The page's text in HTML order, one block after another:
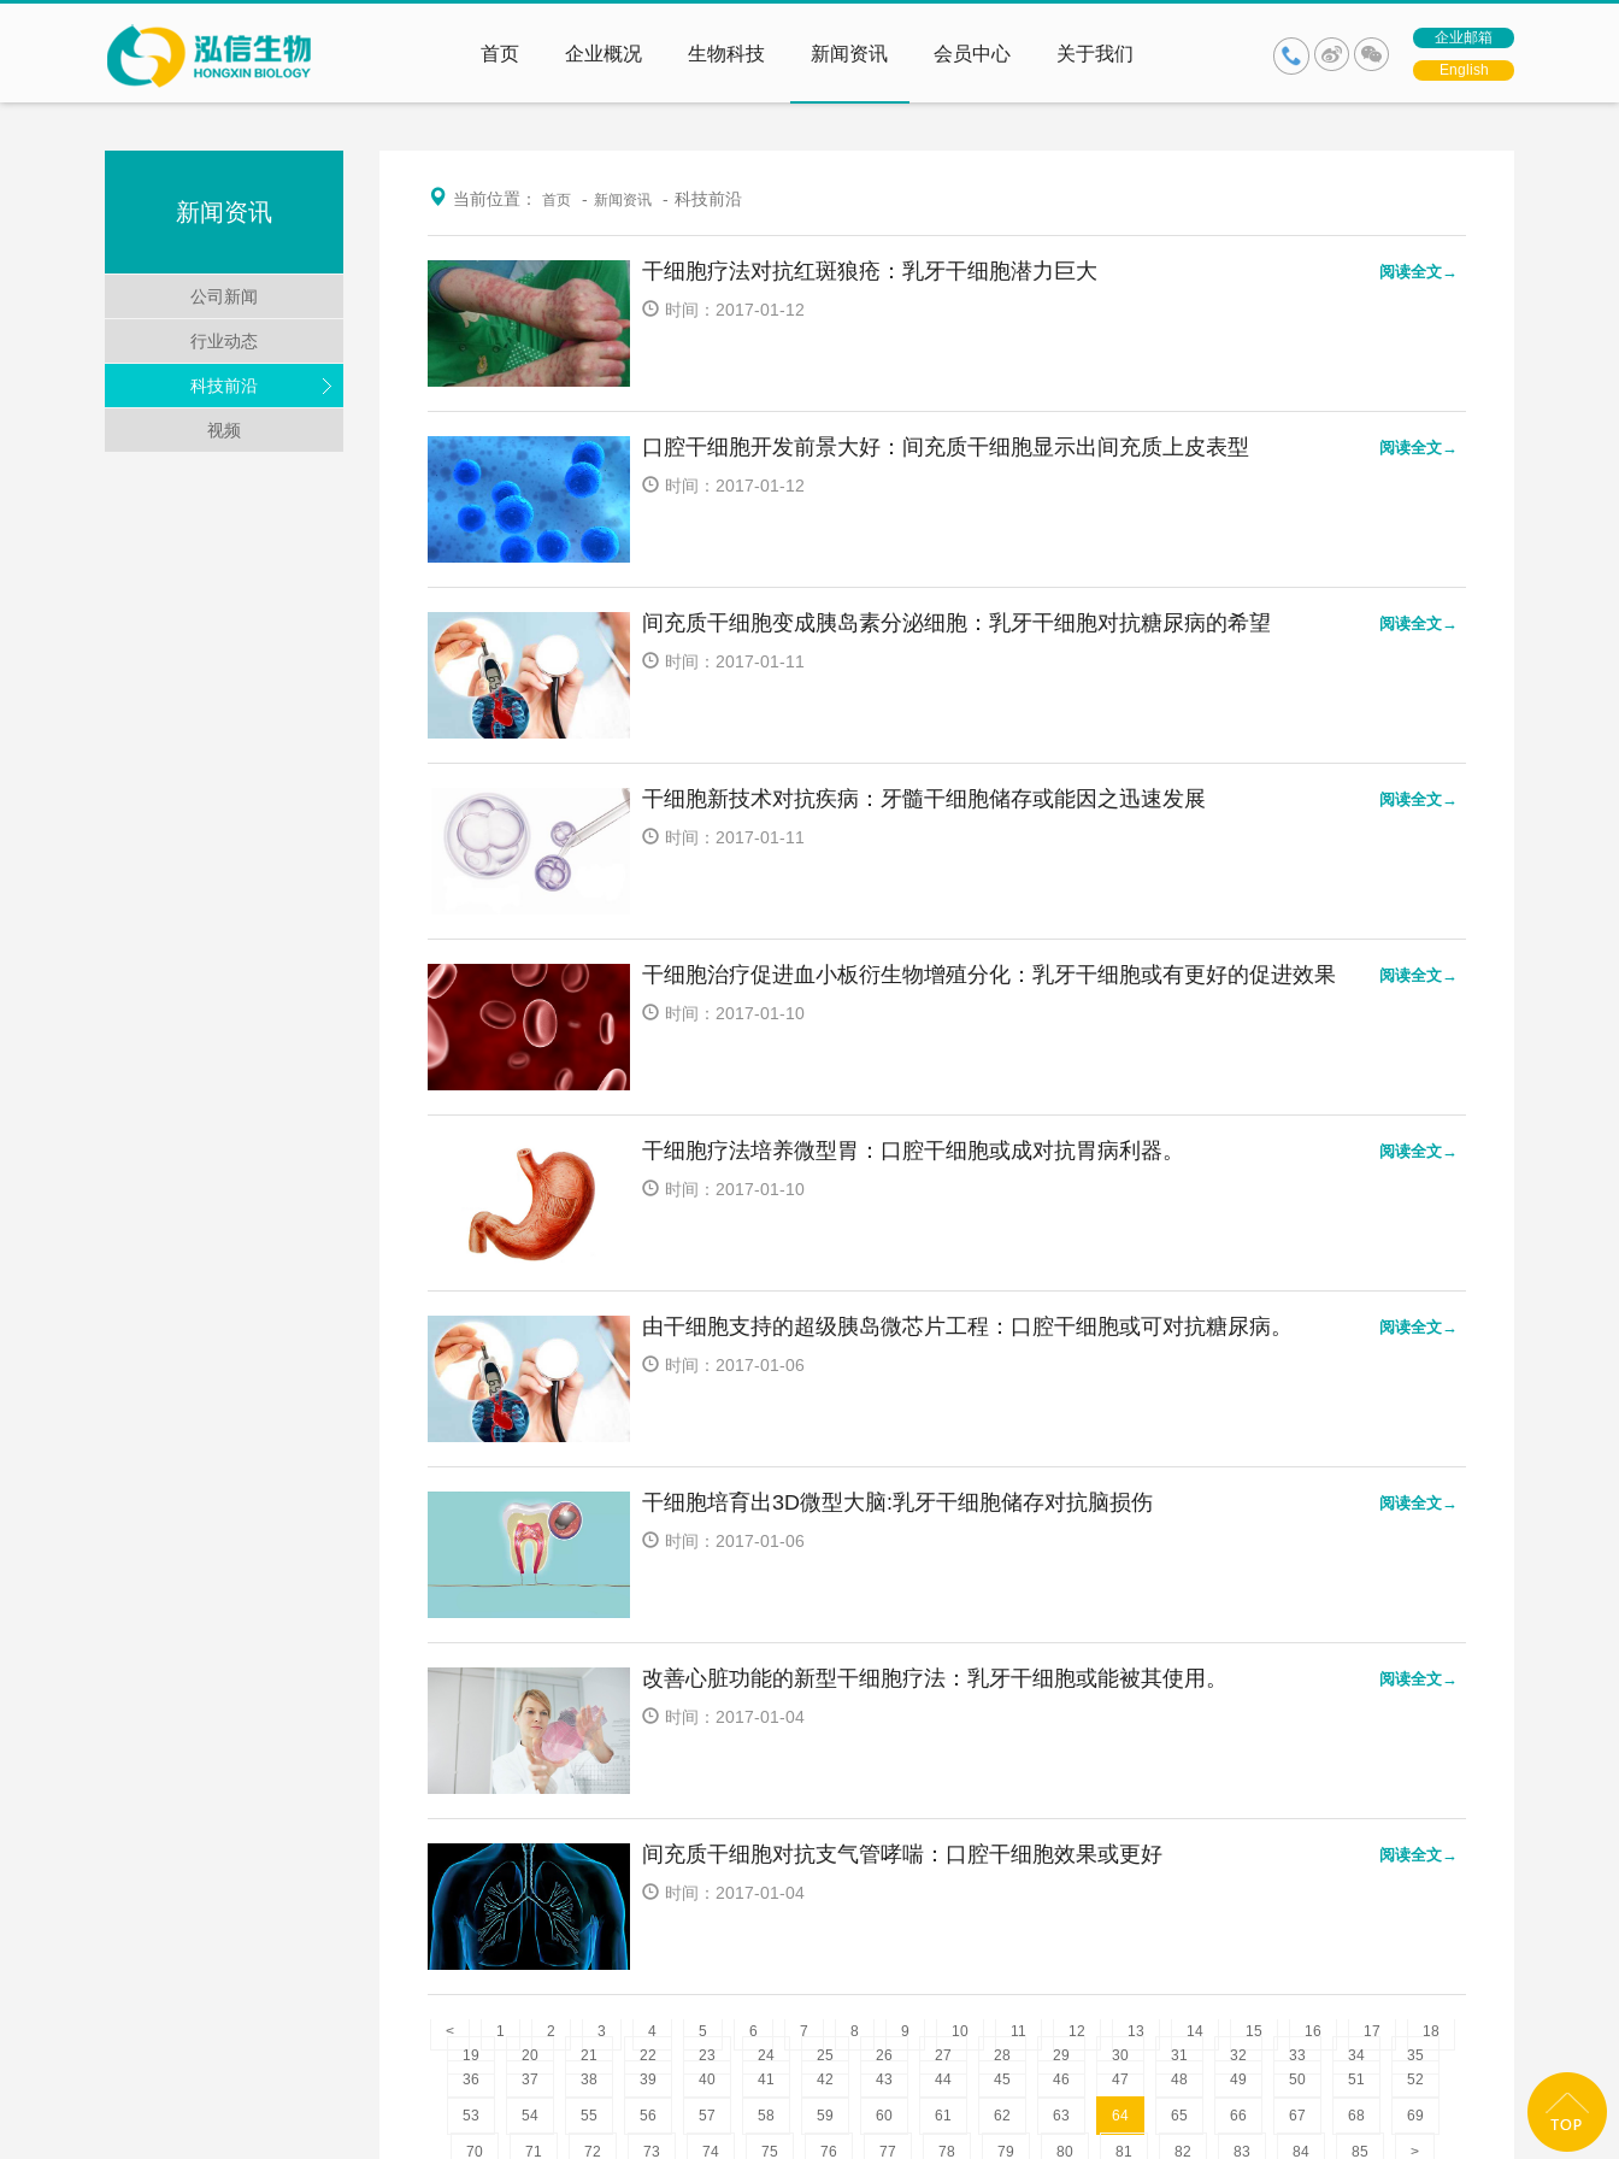
首页 企业概况 生物科技 新闻资讯 会员中心 关于我们
企业邮箱
English
新闻资讯
公司新闻
行业动态
科技前沿
视频
当前位置： 首页 新闻资讯 科技前沿
干细胞疗法对抗红斑狼疮：乳牙干细胞潜力巨大 阅读全文→
时间：2017-01-12
口腔干细胞开发前景大好：间充质干细胞显示出间充质上皮表型 阅读全文→
时间：2017-01-12
间充质干细胞变成胰岛素分泌细胞：乳牙干细胞对抗糖尿病的希望 阅读全文→
时间：2017-01-11
干细胞新技术对抗疾病：牙髓干细胞储存或能因之迅速发展 阅读全文→
时间：2017-01-11
干细胞治疗促进血小板衍生物增殖分化：乳牙干细胞或有更好的促进效果 阅读全文→
时间：2017-01-10
干细胞疗法培养微型胃：口腔干细胞或成对抗胃病利器。 阅读全文→
时间：2017-01-10
由干细胞支持的超级胰岛微芯片工程：口腔干细胞或可对抗糖尿病。 阅读全文→
时间：2017-01-06
干细胞培育出3D微型大脑:乳牙干细胞储存对抗脑损伤 阅读全文→
时间：2017-01-06
改善心脏功能的新型干细胞疗法：乳牙干细胞或能被其使用。 阅读全文→
时间：2017-01-04
间充质干细胞对抗支气管哮喘：口腔干细胞效果或更好 阅读全文→
时间：2017-01-04
< 1 2 3 4 5 6 7 8 9 10 11 12 13 14 15 16 17
18
19
20 21 22 23 24 25 26 27 28 29 30 31 32 33 34
35
36
37 38 39 40 41 42 43 44 45 46 47 48 49 50 51 52
53 54 55 56 57 58 59 60 61 62 63 64 65 66 67 68 69
70 71 72 73 74 75 76 77 78 79 80 81 82 83 84 85 >